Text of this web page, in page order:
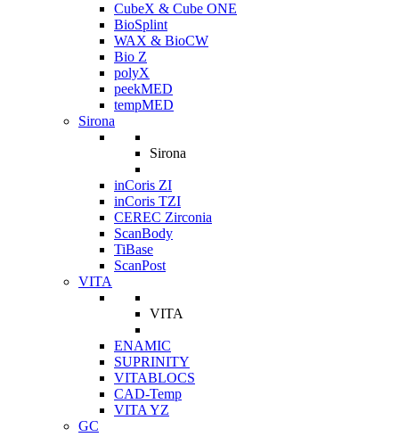
CubeX & Cube ONE
BioSplint
WAX & BioCW
Bio Z
polyX
peekMED
tempMED
Sirona
Sirona
inCoris ZI
inCoris TZI
CEREC Zirconia
ScanBody
TiBase
ScanPost
VITA
VITA
ENAMIC
SUPRINITY
VITABLOCS
CAD-Temp
VITA YZ
GC